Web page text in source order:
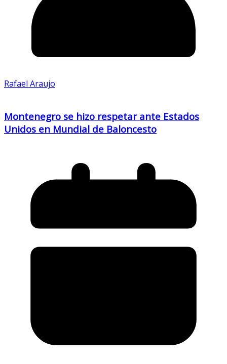
Rafael Araujo
Montenegro se hizo respetar ante Estados
Unidos en Mundial de Baloncesto